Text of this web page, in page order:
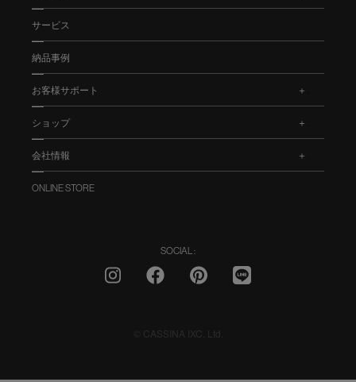
サービス
納品事例
お客様サポート
ショップ
会社情報
ONLINE STORE
SOCIAL :
© CASSINA IXC. Ltd.